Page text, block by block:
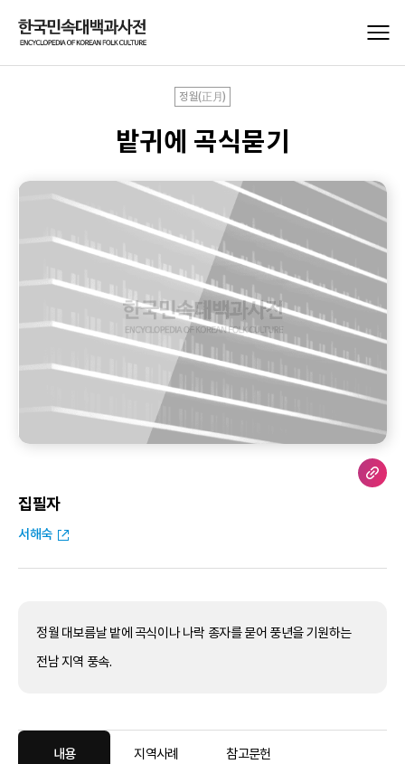
정월(正月)
밭귀에 곡식묻기
집필자
서해숙
정월 대보름날 밭에 곡식이나 나락 종자를 묻어 풍년을 기원하는
전남 지역 풍속.
내용 지역사례 참고문헌